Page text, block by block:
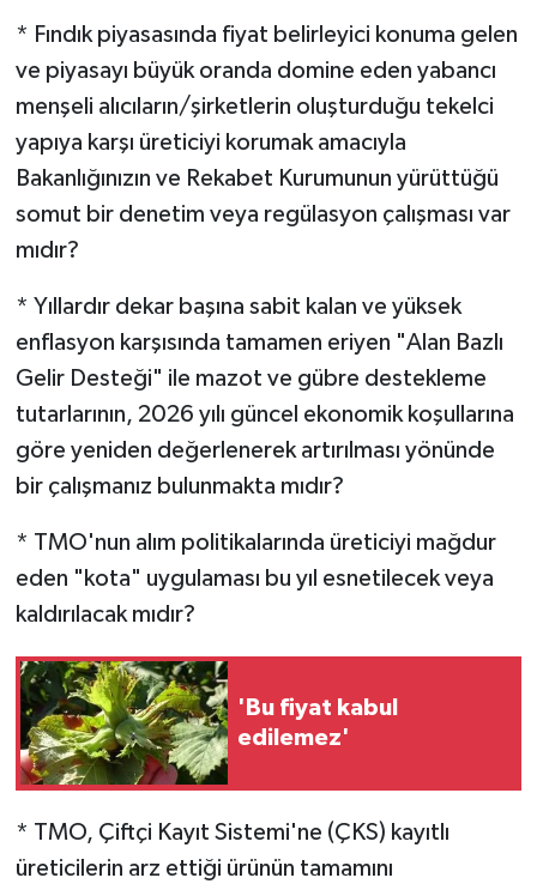
* Fındık piyasasında fiyat belirleyici konuma gelen
ve piyasayı büyük oranda domine eden yabancı
menşeli alıcıların/şirketlerin oluşturduğu tekelci
yapıya karşı üreticiyi korumak amacıyla
Bakanlığınızın ve Rekabet Kurumunun yürüttüğü
somut bir denetim veya regülasyon çalışması var
mıdır?
* Yıllardır dekar başına sabit kalan ve yüksek
enflasyon karşısında tamamen eriyen "Alan Bazlı
Gelir Desteği" ile mazot ve gübre destekleme
tutarlarının, 2026 yılı güncel ekonomik koşullarına
göre yeniden değerlenerek artırılması yönünde
bir çalışmanız bulunmakta mıdır?
* TMO'nun alım politikalarında üreticiyi mağdur
eden "kota" uygulaması bu yıl esnetilecek veya
kaldırılacak mıdır?
'Bu fiyat kabul
edilemez'
* TMO, Çiftçi Kayıt Sistemi'ne (ÇKS) kayıtlı
üreticilerin arz ettiği ürünün tamamını